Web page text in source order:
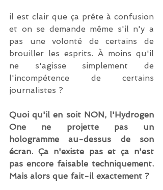
il est clair que ça prête à confusion
et on se demande même s'il n'y a
pas une volonté de certains de
brouiller les esprits. À moins qu'il
ne s'agisse simplement de
l'incompétence de certains
journalistes ?
Quoi qu'il en soit NON, l'Hydrogen
One ne projette pas un
hologramme au-dessus de son
écran. Ça n'existe pas et ça n'est
pas encore faisable techniquement.
Mais alors que fait-il exactement ?